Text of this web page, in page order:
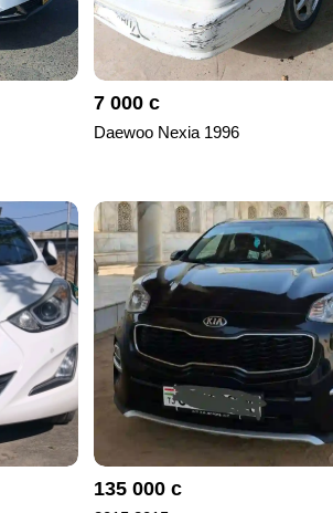
7 000 с
Daewoo Nexia 1996
135 000 с